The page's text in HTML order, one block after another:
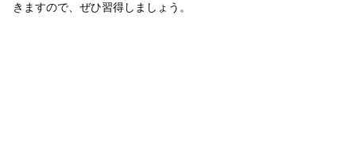
きますので、ぜひ習得しましょう。